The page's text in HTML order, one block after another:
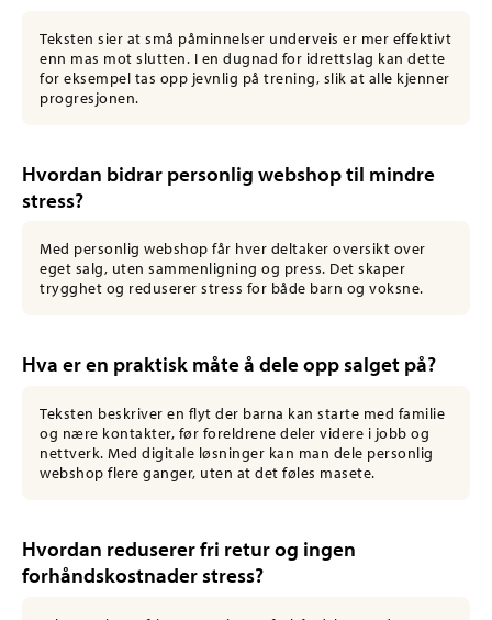
Teksten sier at små påminnelser underveis er mer effektivt
enn mas mot slutten. I en dugnad for idrettslag kan dette
for eksempel tas opp jevnlig på trening, slik at alle kjenner
progresjonen.
Hvordan bidrar personlig webshop til mindre
stress?
Med personlig webshop får hver deltaker oversikt over
eget salg, uten sammenligning og press. Det skaper
trygghet og reduserer stress for både barn og voksne.
Hva er en praktisk måte å dele opp salget på?
Teksten beskriver en flyt der barna kan starte med familie
og nære kontakter, før foreldrene deler videre i jobb og
nettverk. Med digitale løsninger kan man dele personlig
webshop flere ganger, uten at det føles masete.
Hvordan reduserer fri retur og ingen
forhåndskostnader stress?